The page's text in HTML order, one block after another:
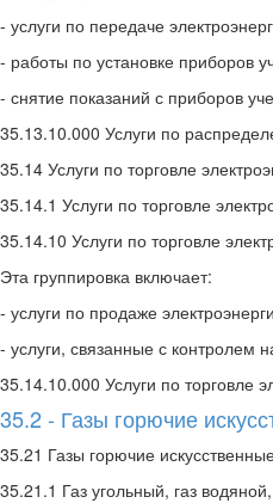
- услуги по передаче
- работы по установке приборов
- снятие показаний с приборов
35.13.10.000 Услуги по
35.14 Услуги по торговле
35.14.1 Услуги по торговле
35.14.10 Услуги по торговле
Эта группировка включает:
- услуги по продаже
- услуги, связанные с контролем
35.14.10.000 Услуги по торговле
35.2 - Газы горючие
35.21 Газы горючие
35.21.1 Газ угольный, газ